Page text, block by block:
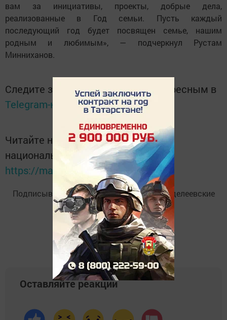
вам за инициативы, проекты, добрые дела,
реализованные в Год семьи. Пусть каждый
последующий год будет посвящен семье, нашим
родным и любимым», — подчеркнул Рустам
Минниханов.
Следите за самым важным и интересным в
Telegram-каналеТатмедиа
Читайте новости Татарстана в
национальном мессенджере MАХ:
https://max.ru/tatmedia
Подписывайтесь наTelegram-канал«Менделеевские
новости»
Оставляйте реакции